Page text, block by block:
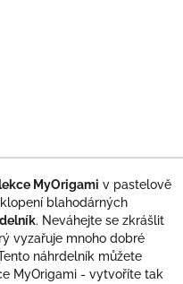
MyOrigami v pastelově
blahodárných
. Neváhejte se zkrášlit
vyzařuje mnoho dobré
náhrdelník můžete
MyOrigami - vytvoříte tak